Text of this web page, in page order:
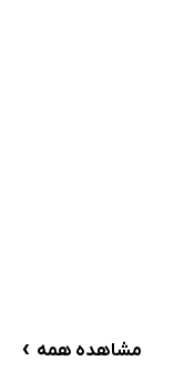
مشاهده همه ›